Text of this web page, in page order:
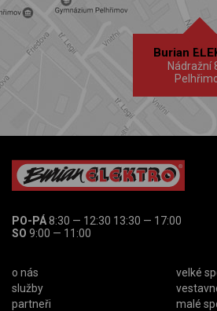
Burian
Nádražní
PO-PÁ8:30 — 12:30 13:30 — 17:00
SO 9:00 — 11:00
o nás
služby
partneři
velké
malé